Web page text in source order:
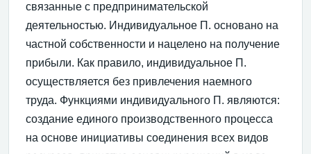
связанные с предпринимательской
деятельностью. Индивидуальное П. основано на
частной собственности и нацелено на получение
прибыли. Как правило, индивидуальное П.
осуществляется без привлечения наемного
труда. Функциями индивидуального П. являются:
создание единого производственного процесса
на основе инициативы соединения всех видов